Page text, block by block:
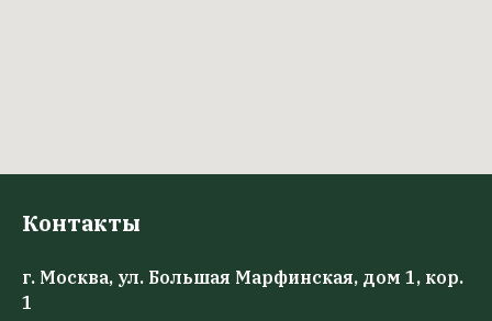
Контакты
г. Москва, ул. Большая Марфинская, дом 1, кор.
1